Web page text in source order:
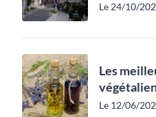
Le 24/10/
Les
Le 12/06/